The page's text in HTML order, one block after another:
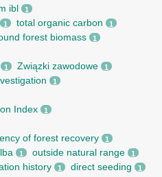
ibl 1
1 total organic carbon 1
forest biomass 1
1 Związki zawodowe 1
1
Index 1
of forest recovery 1
1 outside natural range 1
history 1 direct seeding 1